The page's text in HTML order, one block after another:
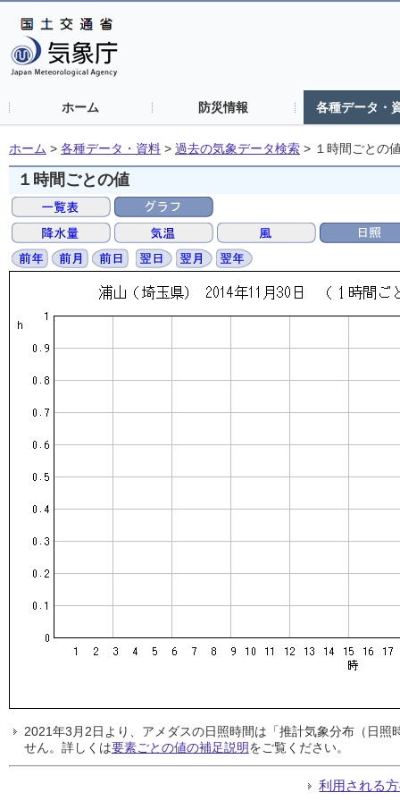
ホーム 防災情報 各種データ・
ホーム > 各種データ・資料 > 過去の気象データ検索 > １時間ごとの
１時間ごとの値
2021年3月2日より、アメダスの日照時間は「推計気象分布（日
せん。詳しくは要素ごとの値の補足説明をご覧ください。
利用される